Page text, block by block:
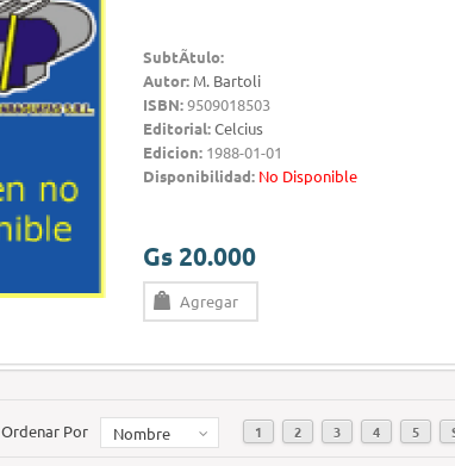
SubtÃ­tulo:
Autor: M. Bartoli
ISBN:9509018503
Editorial:Celcius
Edicion: 1988-01-01
Disponibilidad: No Disponible
Gs 20.000
Agregar
Ordenar Por Nombre 1 2 3 4 5